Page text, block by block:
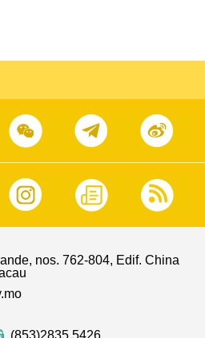
nos. 762-804, Edif. China